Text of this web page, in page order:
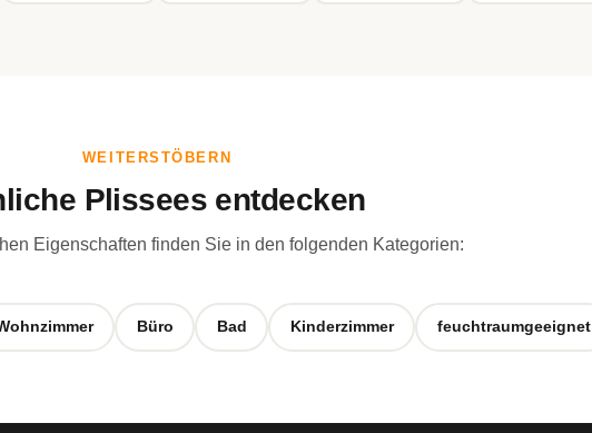
WEITERSTÖBERN
Plissees entdecken
Eigenschaften finden Sie in den folgenden Kategorien:
Büro Bad Kinderzimmer feuchtraumgeeignet